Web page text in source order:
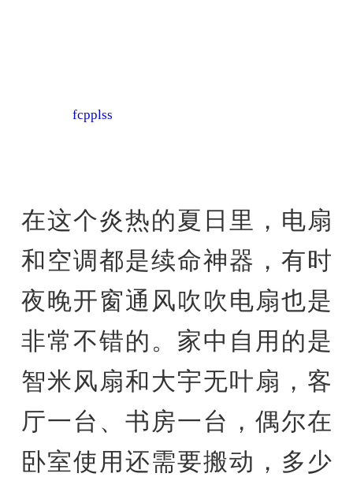
fcpplss
在这个炎热的夏日里，电扇
和空调都是续命神器，有时
夜晚开窗通风吹吹电扇也是
非常不错的。家中自用的是
智米风扇和大宇无叶扇，客
厅一台、书房一台，偶尔在
卧室使用还需要搬动，多少